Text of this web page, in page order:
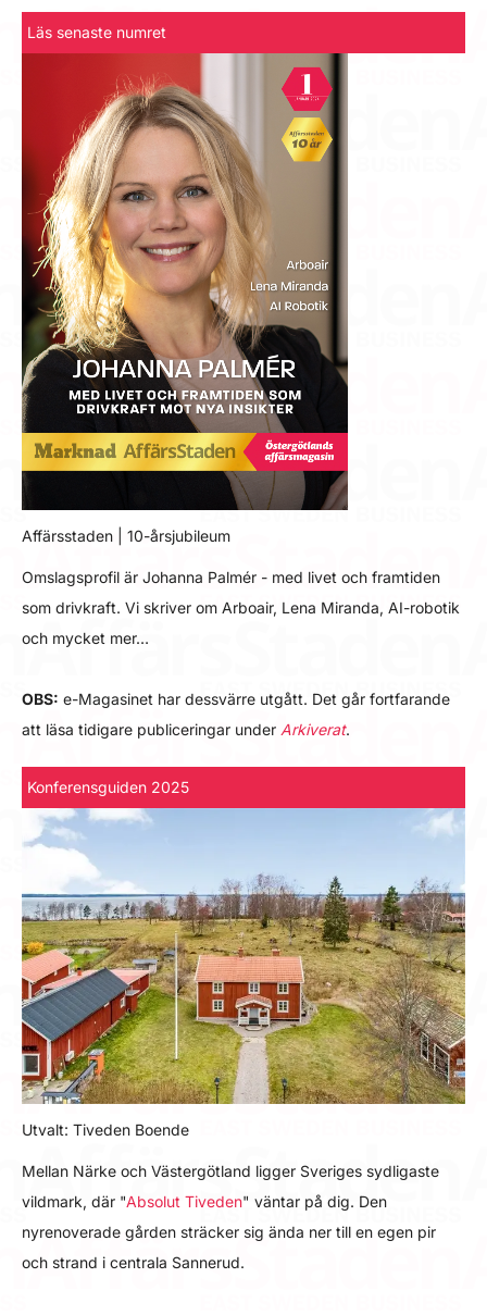
Läs senaste numret
Affärsstaden | 10-årsjubileum
Omslagsprofil är Johanna Palmér - med livet och framtiden
som drivkraft. Vi skriver om Arboair, Lena Miranda, AI-robotik
och mycket mer…
OBS: e-Magasinet har dessvärre utgått. Det går fortfarande
att läsa tidigare publiceringar under Arkiverat.
Konferensguiden 2025
Utvalt: Tiveden Boende
Mellan Närke och Västergötland ligger Sveriges sydligaste
vildmark, där "Absolut Tiveden" väntar på dig. Den
nyrenoverade gården sträcker sig ända ner till en egen pir
och strand i centrala Sannerud.